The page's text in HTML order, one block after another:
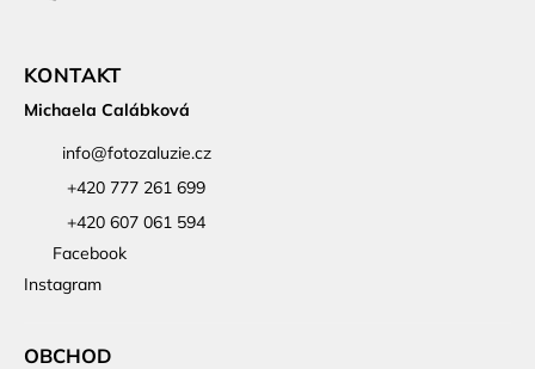
KONTAKT
Michaela Calábková
info@fotozaluzie.cz
+420 777 261 699
+420 607 061 594
Facebook
Instagram
OBCHOD